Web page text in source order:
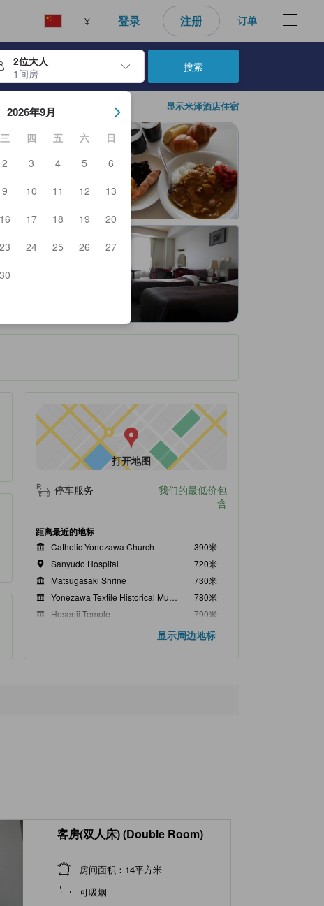
¥ 登录 注册 订单
2位大人
1间房
使用 Enter 键选择日期后，入住日期将被选择。重复相同操作以选择
2026年9月
三 四 五 六
日
2 3 4 5
6
9 10 11 12
13
16 17 18 19
20
23 24 25 26
27
30
搜索
显示米泽酒店住宿
打开地图
停车服务
我们的最低价包
含
距离最近的地标
Catholic Yonezawa Church
390米
Sanyudo Hospital
720米
Matsugasaki Shrine
730米
Yonezawa Textile Historical Museum
780米
Hosenji Temple
790米
显示周边地标
客房(双人床) (Double Room)
房间面积：14平方米
可吸烟